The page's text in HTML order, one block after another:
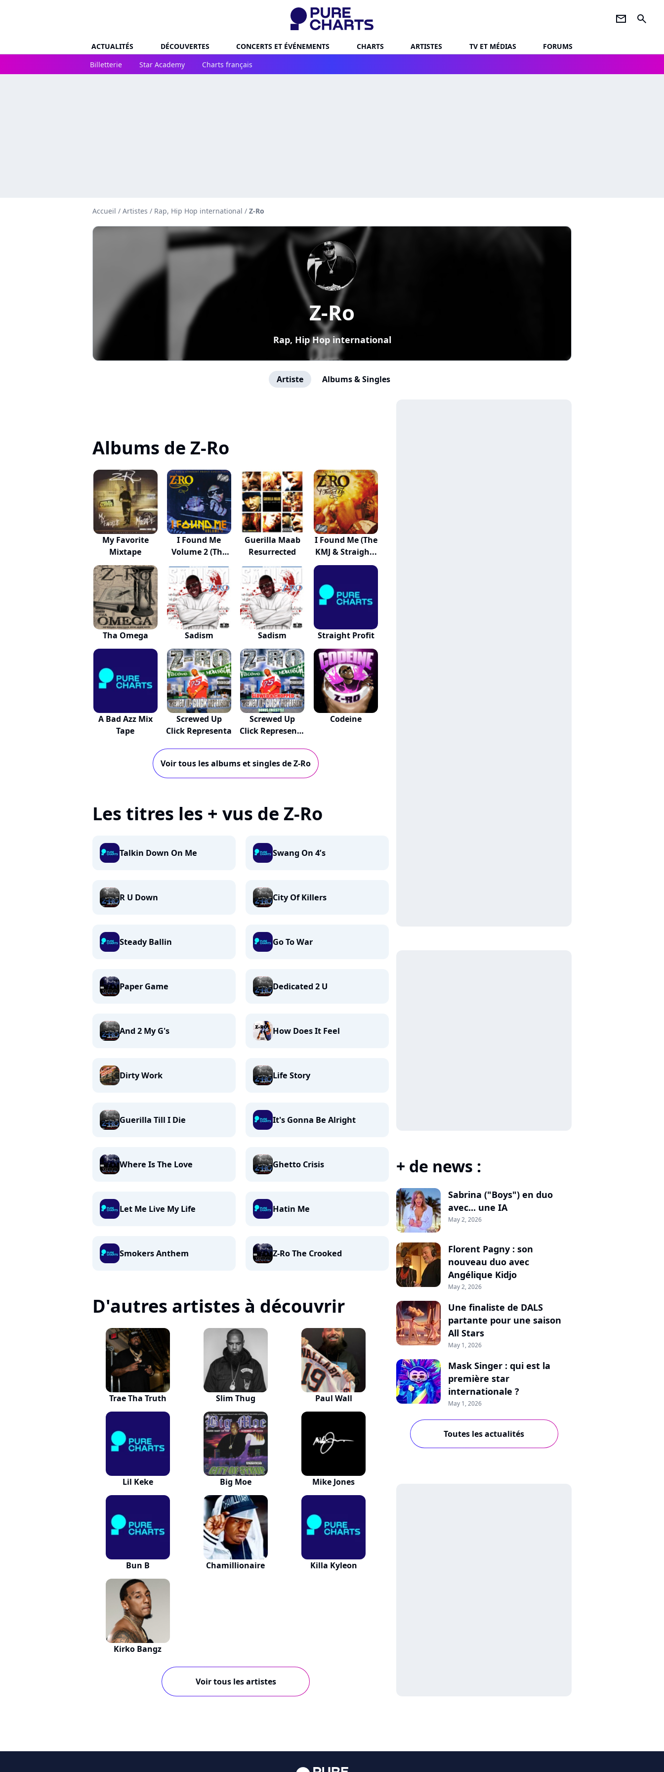
newsletter search
ACTUALITÉS DÉCOUVERTES CONCERTS ET ÉVÉNEMENTS CHARTS ARTISTES TV ET MÉDIAS
FORUMS
Billetterie
Star Academy Charts français
Accueil / Artistes / Rap, Hip Hop international / Z-Ro
Z-Ro
Rap, Hip Hop international
Artiste Albums & Singles
Albums de Z-Ro
My Favorite
Mixtape
I Found Me
Volume 2 (The
KMJ...
Guerilla Maab
Resurrected
I Found Me (The
KMJ & Straigh...
Tha Omega Sadism Sadism Straight Profit
A Bad Azz Mix
Tape
Screwed Up
Click Representa
Screwed Up
Click Representa
Codeine
Voir tous les albums et singles de Z-Ro
Les titres les + vus de Z-Ro
Talkin Down On Me Swang On 4’s
R U Down City Of Killers
Steady Ballin Go To War
Paper Game Dedicated 2 U
And 2 My G's How Does It Feel
Dirty Work Life Story
Guerilla Till I Die It's Gonna Be Alright
Where Is The Love Ghetto Crisis
Let Me Live My Life Hatin Me
Smokers Anthem Z-Ro The Crooked
D'autres artistes à découvrir
Trae Tha Truth Slim Thug Paul Wall
Lil Keke Big Moe Mike Jones
Bun B Chamillionaire Killa Kyleon
Kirko Bangz
Voir tous les artistes
+ de news :
Sabrina ("Boys") en duo
avec... une IA
May 2, 2026
Florent Pagny : son
nouveau duo avec
Angélique Kidjo
May 2, 2026
Une finaliste de DALS
partante pour une saison
All Stars
May 1, 2026
Mask Singer : qui est la
première star
internationale ?
May 1, 2026
Toutes les actualités